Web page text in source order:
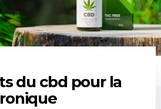
du cbd pour la